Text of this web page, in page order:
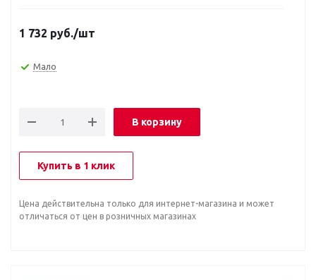
1 732 руб./шт
Мало
В корзину
Купить в 1 клик
Цена действительна только для интернет-магазина и может
отличаться от цен в розничных магазинах